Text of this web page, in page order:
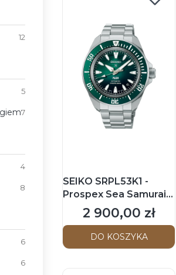
12
5
7
4
8
6
6
SEIKO SRPL53K1 -
Prospex Sea Samurai
PADI - Męski - Zegarek
mechaniczny na
bransolecie
Cena
2 900,00 zł
DO KOSZYKA